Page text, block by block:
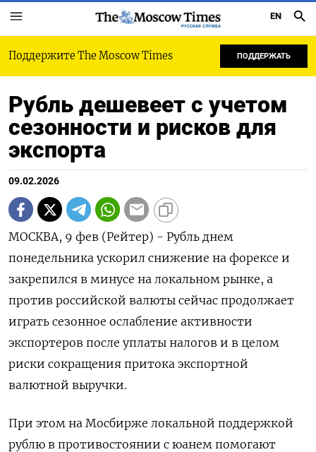
РУССКАЯ СЛУЖБА
EN
Поддержите The Moscow Times ПОДДЕРЖАТЬ
Рубль дешевеет с учетом
сезонности и рисков для
экспорта
09.02.2026
МОСКВА, 9 фев (Рейтер) - Рубль днем
понедельника ускорил снижение на форексе и
закрепился в минусе на локальном рынке, а
против российской валюты сейчас продолжает
играть сезонное ослабление активности
экспортеров после уплаты налогов и в целом
риски сокращения притока экспортной
валютной выручки.
При этом на Мосбирже локальной поддержкой
рублю в противостоянии с юанем ⁠помогают